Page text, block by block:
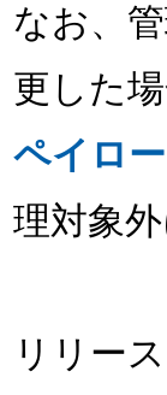
なお、
更した
ペイロ
理対象
リリー